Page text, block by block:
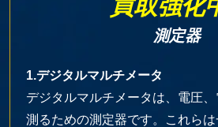
買取強化
測定器
1.デジタルマルチメータ
デジタルマルチメータは、電圧
測るための測定器です。これら